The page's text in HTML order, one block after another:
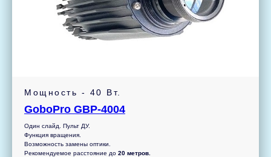
Мощность - 40 Вт.
GoboPro GBP-4004
Один слайд. Пульт ДУ.
Функция вращения.
Возможность замены оптики.
Рекомендуемое расстояние до 20 метров.